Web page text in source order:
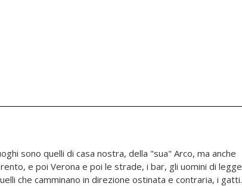
che camminano in direzione ostinata e contraria, i gatti.